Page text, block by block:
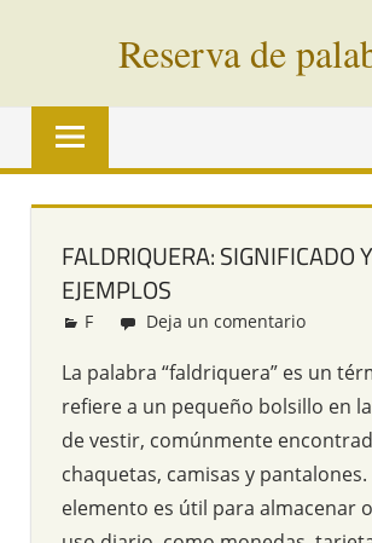
Reserva de
Palabras
vías
todo
FALDRIQUERA: SIGNIFICADO Y
EJEMPLOS
Redacción
F Deja un comentario
La palabra “faldriquera” es un
refiere a un pequeño bolsillo en
de vestir, comúnmente
chaquetas, camisas y pantalones.
elemento es útil para almacenar